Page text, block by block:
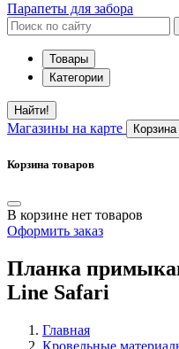
Парапеты для забора
Товары
Категории
Найти!
Магазины на карте Корзина
Корзина товаров
В корзине нет товаров
Оформить заказ
Планка
Line Safari
Главная